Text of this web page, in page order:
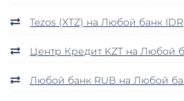
Tezos (XTZ) на Любой банк IDR
Центр Кредит KZT на Любой
Любой банк RUB на Любой